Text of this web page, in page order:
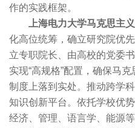
作的实践框架。
上海电力大学马克思主
化高位统筹，确立研究院优
立专职院长、由高校的党委
实现“高规格”配置，确保马
制度上落到实处。推动跨学
知识创新平台。依托学校优
经济、管理、语言学、能源